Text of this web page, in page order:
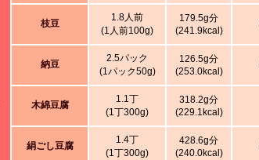
枝豆
1.8人前
(1人前100g)
179.5g分
(241.9kcal)
納豆
2.5パック
(1パック50g)
126.5g分
(253.0kcal)
木綿豆腐
1.1丁
(1丁300g)
318.2g分
(229.1kcal)
絹ごし豆腐
1.4丁
(1丁300g)
428.6g分
(240.0kcal)